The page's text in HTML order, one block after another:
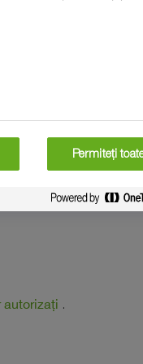
printr-o notă
sau consultați
autorizați .
Permiteți